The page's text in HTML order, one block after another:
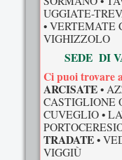
UGGIATE-
• VERTEMATE
VIGHIZZOLO
SEDE DI
Ci puoi trovare
ARCISATE •
CASTIGLIONE
CUVEGLIO •
TRADATE •
VIGGIÙ